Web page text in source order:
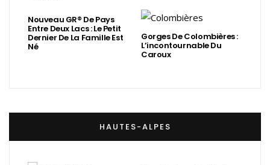
Nouveau GR® De Pays
Entre Deux Lacs : Le Petit
Dernier De La Famille Est
Né
Gorges De Colombières :
L’incontournable Du
Caroux
HAUTES-ALPES